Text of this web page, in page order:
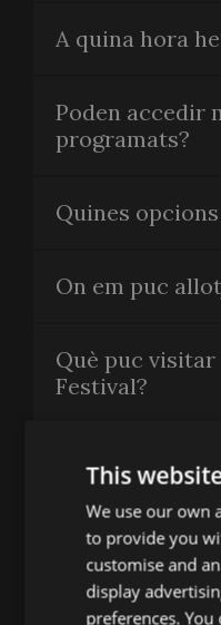
A quina hora
Poden accedir
programats?
Quines
On em puc
Què puc visitar
Festival?
This
We use our own
to provide you
customise and
display
preferences. You